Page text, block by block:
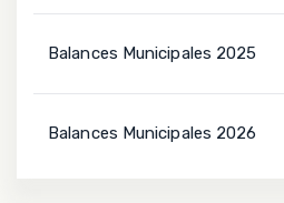
Balances Municipales 2025
Balances Municipales 2026